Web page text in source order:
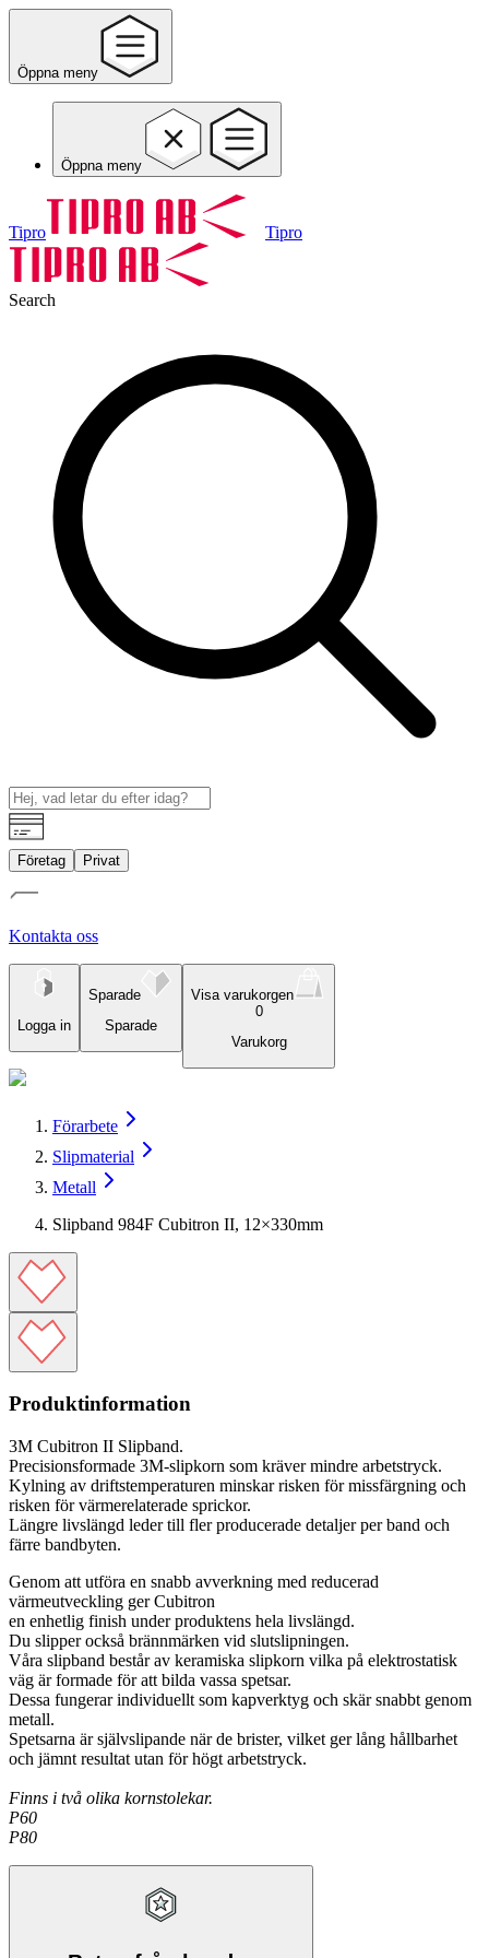
Öppna meny
Öppna meny
Tipro Tipro
Search
Företag Privat
Kontakta oss
Logga in
Sparade
Sparade
Visa varukorgen
0
Varukorg
Förarbete
Slipmaterial
Metall
Slipband 984F Cubitron II, 12×330mm
Produktinformation
3M Cubitron II Slipband.
Precisionsformade 3M-slipkorn som kräver mindre arbetstryck.
Kylning av driftstemperaturen minskar risken för missfärgning och
risken för värmerelaterade sprickor.
Längre livslängd leder till fler producerade detaljer per band och
färre bandbyten.
Genom att utföra en snabb avverkning med reducerad
värmeutveckling ger Cubitron
en enhetlig finish under produktens hela livslängd.
Du slipper också brännmärken vid slutslipningen.
Våra slipband består av keramiska slipkorn vilka på elektrostatisk
väg är formade för att bilda vassa spetsar.
Dessa fungerar individuellt som kapverktyg och skär snabbt genom
metall.
Spetsarna är självslipande när de brister, vilket ger lång hållbarhet
och jämnt resultat utan för högt arbetstryck.
Finns i två olika kornstolekar.
P60
P80